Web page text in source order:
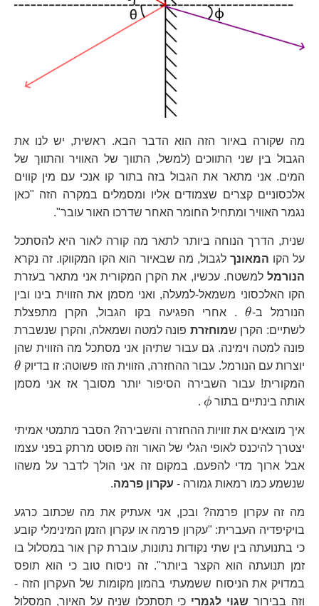
מה שקורה באיור הזה הוא הדבר הבא. ראשית, יש לנו את
הגבול בין שני התווכים (למשל, התווך של האוויר והתווך של
המים. אני מתאר את הגבול בזה בתור קו אנכי עם מין קווים
אלכסוניים קצרים שצמודים אליו ומסמלים במקרה הזה "כאן
נגמר האוויר ומתחיל החומר האחר שדרכו האור עובר".
שנית, הדרך הנוחה ביותר לתאר מה קורה לאור היא להסתכל
על הקו המאונך לגבול, מה שבאיור הוא הקו המקווקו. זה נקרא
הנורמל למשטח. עכשיו, את הקרן המקורית אני מתאר בעזרת
הקו האלכסוני משמאל-למעלה, ואני מסמן את הזווית בינו ובין
הנורמל ב-
\theta θ. אחרי הפגיעה בקו הגבול, הקרן מתפצלת
לשתיים: הקרן שמוחזרת פונה למטה ושמאלה, והקרן שנשברת
פונה למטה וימינה. גם עבור שתיהן אני מסתכל מה הזווית שהן
יוצרות עם הנורמל. עבור ההחזרה, הזווית הזו פשוטה: זו בדיוק θ
המקורית! עבור השבירה הסיפור יותר מסובך אז אני מסמן
אותה בינתיים בתור ϕ
.
איך מוצאים את זוויות ההחזרה והשבירה? הסבר מתמטי אמיתי
יצטרך להיכנס לאופי הגלי של האור וזה פוסט מרתק בפני עצמו
אבל ארוך מדי להפעם. במקום זה אני הולך לדבר על משהו
שנשמע כמו רמאות גמורה - עקרון פרמה.
מה זה עקרון פרמה? ובכן, אני אעתיק את מה שכתוב כרגע
בויקיפדיה העברית: "עקרון פרמה או עקרון הזמן המינימלי קובע
כי בתנועתה בין שתי נקודות נתונות, עוברת קרן אור במסלול בו
זמן תנועתה הוא הקצר ביותר". זה ניסוח טוב כי הוא תופס
במדויק את הניסוח ששמעתי בהמון מקומות של העקרון הזה -
וזה בבירור שגוי לגמרי כי תסתכלו שניה על האיור, המסלול